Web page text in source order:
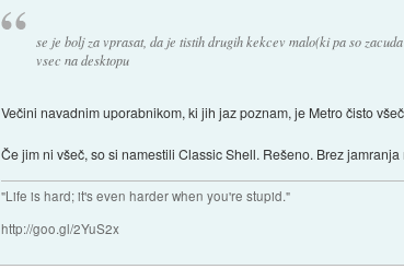
se je bolj za vprasat, da je tistih drugih kekcev malo(ki pa so
vsec na desktopu
Večini navadnim uporabnikom, ki jih jaz poznam, je Metro čisto
Če jim ni všeč, so si namestili Classic Shell. Rešeno. Brez jamranja
"Life is hard; it's even harder when you're stupid."
http://goo.gl/2YuS2x